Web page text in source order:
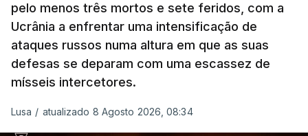
pelo menos três mortos e sete feridos, com a
Ucrânia a enfrentar uma intensificação de
ataques russos numa altura em que as suas
defesas se deparam com uma escassez de
mísseis intercetores.
Lusa / atualizado 8 Agosto 2026, 08:34